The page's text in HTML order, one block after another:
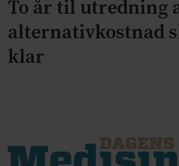
To år til utredning
alternativkostnad
klar